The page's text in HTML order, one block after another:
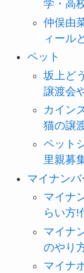
学・高
仲俣由
ィール
ペット
坂上ど
譲渡会
カイン
猫の譲
ペット
里親募
マイナン
マイナ
らい方!
マイナ
のやり
マイナ